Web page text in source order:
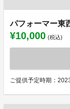
パフォーマー東
¥10,000 (税込)
ご提供予定時期：